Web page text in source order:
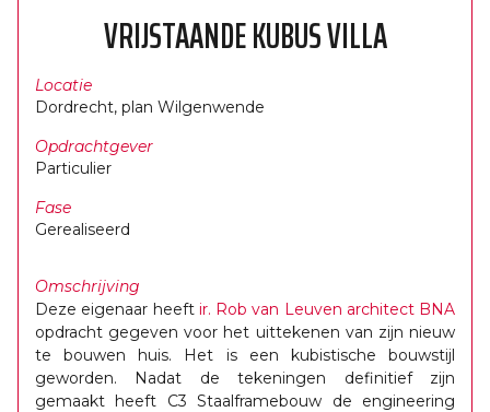
VRIJSTAANDE KUBUS VILLA
Locatie
Dordrecht, plan Wilgenwende
Opdrachtgever
Particulier
Fase
Gerealiseerd
Omschrijving
Deze eigenaar heeft ir. Rob van Leuven architect BNA
opdracht gegeven voor het uittekenen van zijn nieuw
te bouwen huis. Het is een kubistische bouwstijl
geworden. Nadat de tekeningen definitief zijn
gemaakt heeft C3 Staalframebouw de engineering